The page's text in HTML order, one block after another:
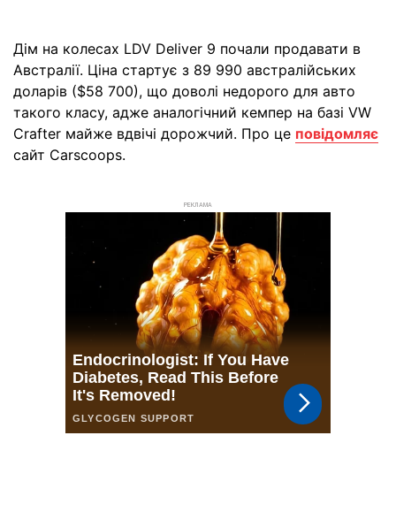
Дім на колесах LDV Deliver 9 почали продавати в
Австралії. Ціна стартує з 89 990 австралійських
доларів ($58 700), що доволі недорого для авто
такого класу, адже аналогічний кемпер на базі VW
Crafter майже вдвічі дорожчий. Про це повідомляє
сайт Carscoops.
РЕКЛАМА